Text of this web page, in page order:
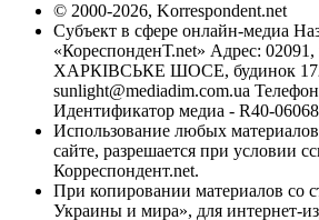
© 2000-2026, Korrespondent.net
Субъект в сфере онлайн-медиа
«КореспонденТ.net» Адрес: 02091,
ХАРКІВСЬКЕ ШОСЕ, будинок
sunlight@mediadim.com.ua
Идентификатор медиа - R40-06068
Использование любых
сайте, разрешается при условии
Корреспондент.net.
При копировании материалов со
Украины и мира», для интернет-